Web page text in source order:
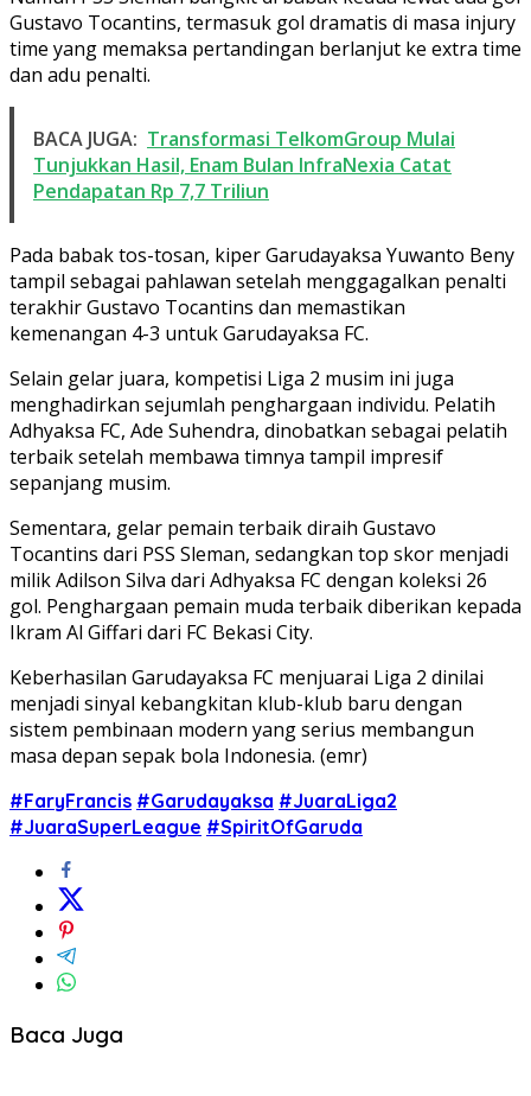
Gustavo Tocantins, termasuk gol dramatis di masa injury
time yang memaksa pertandingan berlanjut ke extra time
dan adu penalti.
BACA JUGA: Transformasi TelkomGroup Mulai
Tunjukkan Hasil, Enam Bulan InfraNexia Catat
Pendapatan Rp 7,7 Triliun
Pada babak tos-tosan, kiper Garudayaksa Yuwanto Beny
tampil sebagai pahlawan setelah menggagalkan penalti
terakhir Gustavo Tocantins dan memastikan
kemenangan 4-3 untuk Garudayaksa FC.
Selain gelar juara, kompetisi Liga 2 musim ini juga
menghadirkan sejumlah penghargaan individu. Pelatih
Adhyaksa FC, Ade Suhendra, dinobatkan sebagai pelatih
terbaik setelah membawa timnya tampil impresif
sepanjang musim.
Sementara, gelar pemain terbaik diraih Gustavo
Tocantins dari PSS Sleman, sedangkan top skor menjadi
milik Adilson Silva dari Adhyaksa FC dengan koleksi 26
gol. Penghargaan pemain muda terbaik diberikan kepada
Ikram Al Giffari dari FC Bekasi City.
Keberhasilan Garudayaksa FC menjuarai Liga 2 dinilai
menjadi sinyal kebangkitan klub-klub baru dengan
sistem pembinaan modern yang serius membangun
masa depan sepak bola Indonesia. (emr)
#FaryFrancis #Garudayaksa #JuaraLiga2
#JuaraSuperLeague #SpiritOfGaruda
Baca Juga